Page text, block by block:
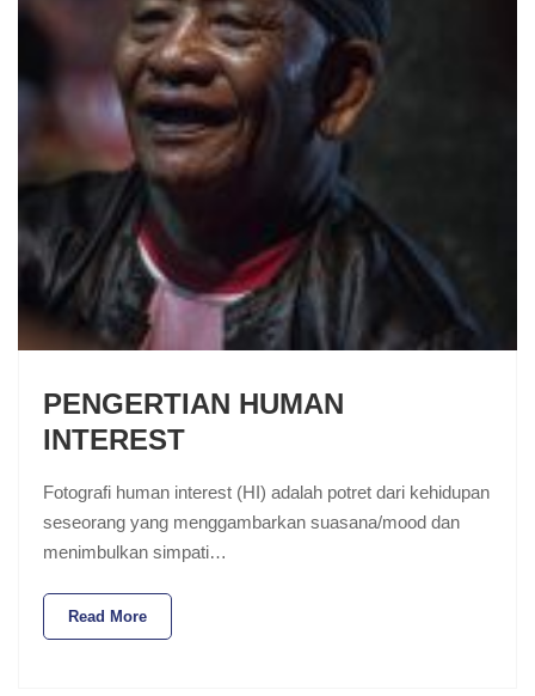
PENGERTIAN HUMAN
INTEREST
Fotografi human interest (HI) adalah potret dari kehidupan
seseorang yang menggambarkan suasana/mood dan
menimbulkan simpati…
Read More